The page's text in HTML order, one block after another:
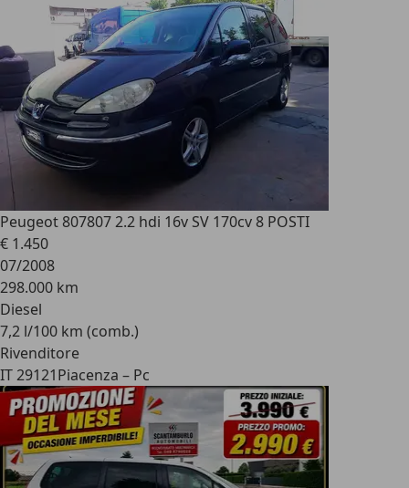
Peugeot 807807 2.2 hdi 16v SV 170cv 8 POSTI
€ 1.450
07/2008
298.000 km
Diesel
7,2 l/100 km (comb.)
Rivenditore
IT 29121Piacenza – Pc